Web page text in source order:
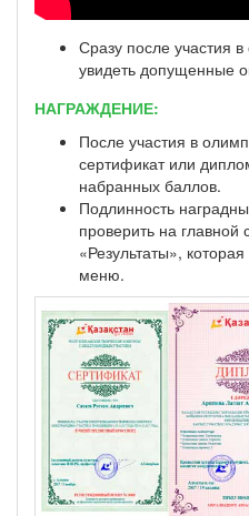
Сразу после участия
увидеть допущенные
НАГРАЖДЕНИЕ:
После участия в
сертификат или
набранных баллов.
Подлинность
проверить на главной
«Результаты»,
меню.